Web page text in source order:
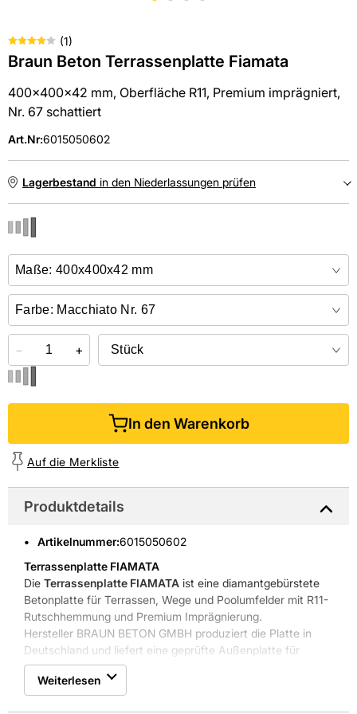
(1)
Braun Beton Terrassenplatte Fiamata
400x400x42 mm, Oberfläche R11, Premium imprägniert,
Nr. 67 schattiert
Art.Nr:6015050602
Lagerbestand in den Niederlassungen prüfen
Online kaufen &kostenlos
− +
In den Warenkorb
Auf die Merkliste
Produktdetails
Artikelnummer:6015050602
Terrassenplatte FIAMATA
Die Terrassenplatte FIAMATA ist eine diamantgebürstete
Betonplatte für Terrassen, Wege und Poolumfelder mit R11-
Rutschhemmung und Premium Imprägnierung.
Hersteller BRAUN BETON GMBH produziert die Platte in
Deutschland und liefert eine geprüfte Außenplatte für
dauerhafte Außenflächen.
Rutschhemmwert R11 für sicheres Begehen
Premium Imprägnierung für Fleckschutz
Weiterlesen